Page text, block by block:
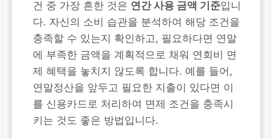
건 중 가장 흔한 것은 연간 사용 금액 기준입니
다. 자신의 소비 습관을 분석하여 해당 조건을
충족할 수 있는지 확인하고, 필요하다면 연말
에 부족한 금액을 계획적으로 채워 연회비 면
제 혜택을 놓치지 않도록 합니다. 예를 들어,
연말정산을 앞두고 필요한 지출이 있다면 이
를 신용카드로 처리하여 면제 조건을 충족시
키는 것도 좋은 방법입니다.